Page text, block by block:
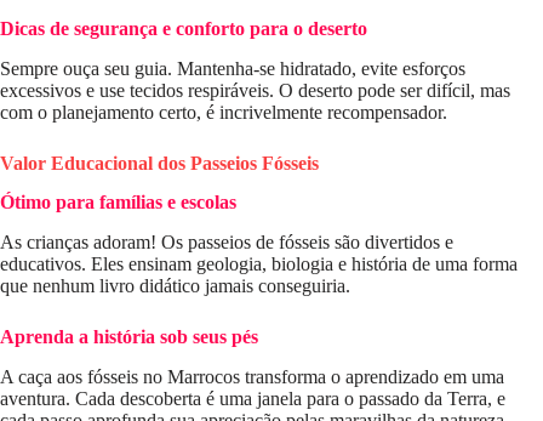
Dicas de segurança e conforto para o deserto
Sempre ouça seu guia. Mantenha-se hidratado, evite esforços
excessivos e use tecidos respiráveis. O deserto pode ser difícil, mas
com o planejamento certo, é incrivelmente recompensador.
Valor Educacional dos Passeios Fósseis
Ótimo para famílias e escolas
As crianças adoram! Os passeios de fósseis são divertidos e
educativos. Eles ensinam geologia, biologia e história de uma forma
que nenhum livro didático jamais conseguiria.
Aprenda a história sob seus pés
A caça aos fósseis no Marrocos transforma o aprendizado em uma
aventura. Cada descoberta é uma janela para o passado da Terra, e